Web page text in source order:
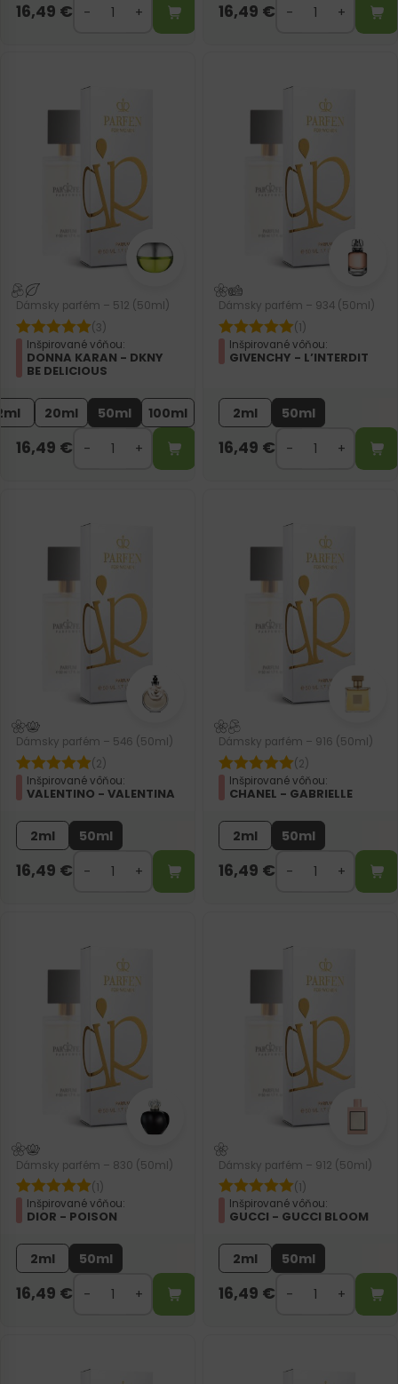
16,49 € 16,49 €
Dámsky parfém – 512 (50ml)
(3)
Inšpirované vôňou:
DONNA KARAN - DKNY
BE DELICIOUS
20ml 50ml 100ml
16,49 €
Dámsky parfém – 934 (50ml)
(1)
Inšpirované vôňou:
GIVENCHY - L’INTERDIT
2ml 50ml
16,49 €
Dámsky parfém – 546 (50ml)
(2)
Inšpirované vôňou:
VALENTINO - VALENTINA
2ml 50ml
16,49 €
Dámsky parfém – 916 (50ml)
(2)
Inšpirované vôňou:
CHANEL - GABRIELLE
2ml 50ml
16,49 €
Dámsky parfém – 830 (50ml)
(1)
Inšpirované vôňou:
DIOR - POISON
2ml 50ml
16,49 €
Dámsky parfém – 912 (50ml)
(1)
Inšpirované vôňou:
GUCCI - GUCCI BLOOM
2ml 50ml
16,49 €